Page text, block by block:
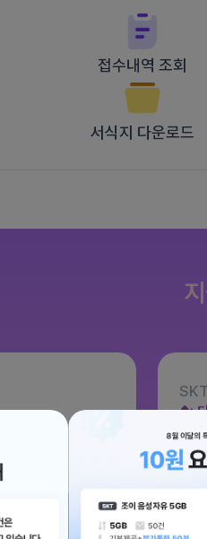
접수내역 조회
서식지 다운로드
SKT
통화
월